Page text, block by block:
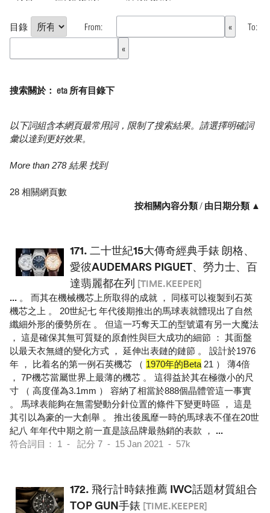
目錄 From: To:
搜索關於： eta 所有目錄下
以下詞組含本網頁最常用詞，限制了搜索結果。請選擇明確詞
彙以達到更好效果。
More than 278 結果 找到
28 相關網頁數
按相關內容分類/ 由日期分類 ▲
171. 二十世紀15大傳奇經典手錶 朗格、
愛彼AUDEMARS PIGUET、勞力士、百
達翡麗都在列 [TIME.KEEPER]
... 。 而其在機械機芯上所取得的成就 ， 同樣可以複製到石英
機芯之上 。 20世紀七 年代後期推出的馬球表就體現出了自然
纖細外形的優勢所在 。 但這一巧奪天工的型號還有另一大魔法
， 這是確保其無可質疑的原創性與巨大成功的細節 ： 其面盤
以最天衣無縫的變化方式 ， 延伸出表鏈的鏈節 。 設計於1976
年 ， 比着名的第一例石英機芯 （ 1970年的Beta 21 ） 薄4倍
， 7P機芯當屬世界上最薄的機芯 。 這得益於其在極微小的尺
寸 （ 高度僅為3.1mm ） 容納了相當於888個晶體管這一事實
。 馬球表能夠在無需變動分針位置的條件下變更時區 ， 這是
其引以為豪的一大創舉 。 推出後風靡一時的馬球表不僅在20世
紀八 年年代中期之前一直是該品牌最熱銷的表款 ， ...
符合詞目： 1 - 記分 7 - 15 Jan 2021 - 57k
172. 飛行計時錶推薦 IWC話題材質組合
TOP GUN手錶 [TIME.KEEPER]